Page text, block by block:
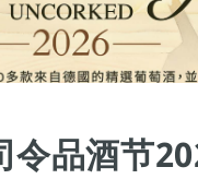
令品酒节